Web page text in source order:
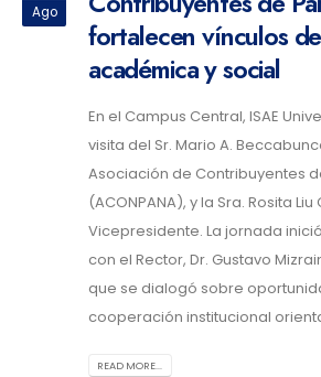
Ago
fortalecen vínculos
académica y social
En el Campus Central, ISAE
visita del Sr. Mario A.
Asociación de Contribuyentes
(ACONPANA), y la Sra. Rosita Liu
Vicepresidente. La jornada
con el Rector, Dr. Gustavo
que se dialogó sobre
cooperación institucional
READ MORE...